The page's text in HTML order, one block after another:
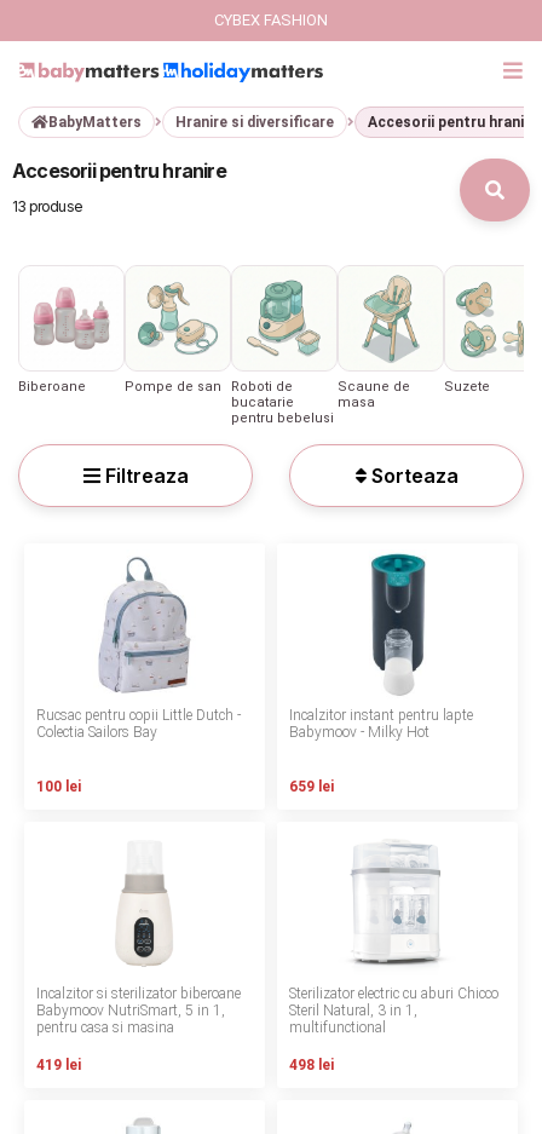
GIFT CARD
Branduri
CARUCIOARE COPII
LA PLIMBARE
CAMERA COPILULUI
JUCARII
MARSUPII BEBELUSI
BABY MONITORS
CYBEX FASHION
BabyMatters Hranire si diversificare Accesorii pentru hranire
Accesorii pentru hranire
13 produse
Biberoane Pompe de san
Roboti de
bucatarie
pentru bebelusi
Scaune de
masa
Suzete
Filtreaza Sorteaza
Rucsac pentru copii Little Dutch -
Colectia Sailors Bay
100 lei
Incalzitor instant pentru lapte
Babymoov - Milky Hot
659 lei
Incalzitor si sterilizator biberoane
Babymoov NutriSmart, 5 in 1,
pentru casa si masina
419 lei
Sterilizator electric cu aburi Chicco
Steril Natural, 3 in 1,
multifunctional
498 lei